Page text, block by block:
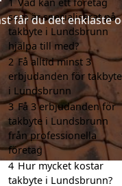
får du det enklaste
som är specialiserat på
takbyte i Lundsbrunn
hjälpa till med?
2 Få alltid minst 3
erbjudanden för takbyte
i Lundsbrunn
3 Få 3 erbjudanden för
takbyte i Lundsbrunn
från professionella
företag
4 Hur mycket kostar
takbyte i Lundsbrunn?